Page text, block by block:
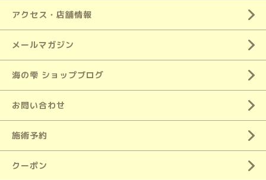
アクセス・店舗情報
メールマガジン
海の雫 ショップブログ
お問い合わせ
施術予約
クーポン